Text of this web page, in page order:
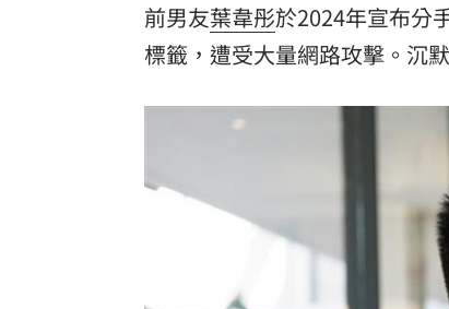
前男友葉韋彤於2024年宣布分
標籤，遭受大量網路攻擊。沉